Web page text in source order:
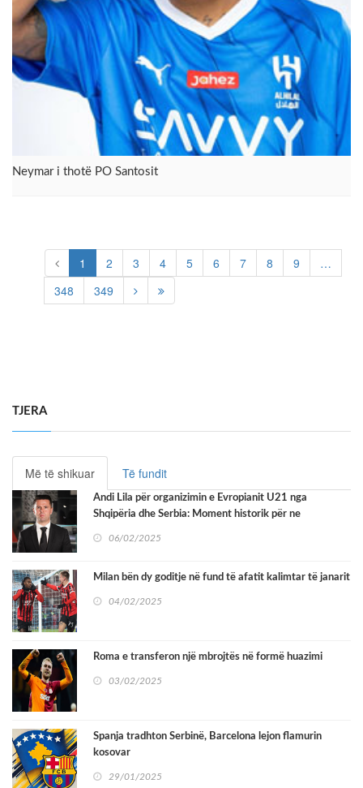
Neymar i thotë PO Santosit
1 2 3 4 5 6 7 8 9
…
348
349
TJERA
Më të shikuar Të fundit
Andi Lila për organizimin e Evropianit U21 nga
Shqipëria dhe Serbia: Moment historik për ne
06/02/2025
Milan bën dy goditje në fund të afatit kalimtar të janarit
04/02/2025
Roma e transferon një mbrojtës në formë huazimi
03/02/2025
Spanja tradhton Serbinë, Barcelona lejon flamurin
kosovar
29/01/2025